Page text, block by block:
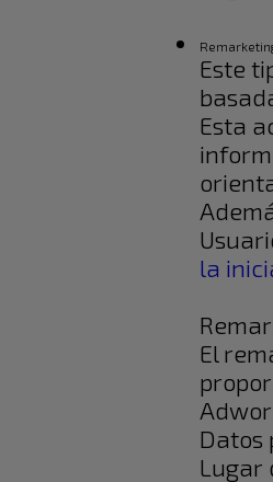
Este
Esta
la
El
Datos
Lugar